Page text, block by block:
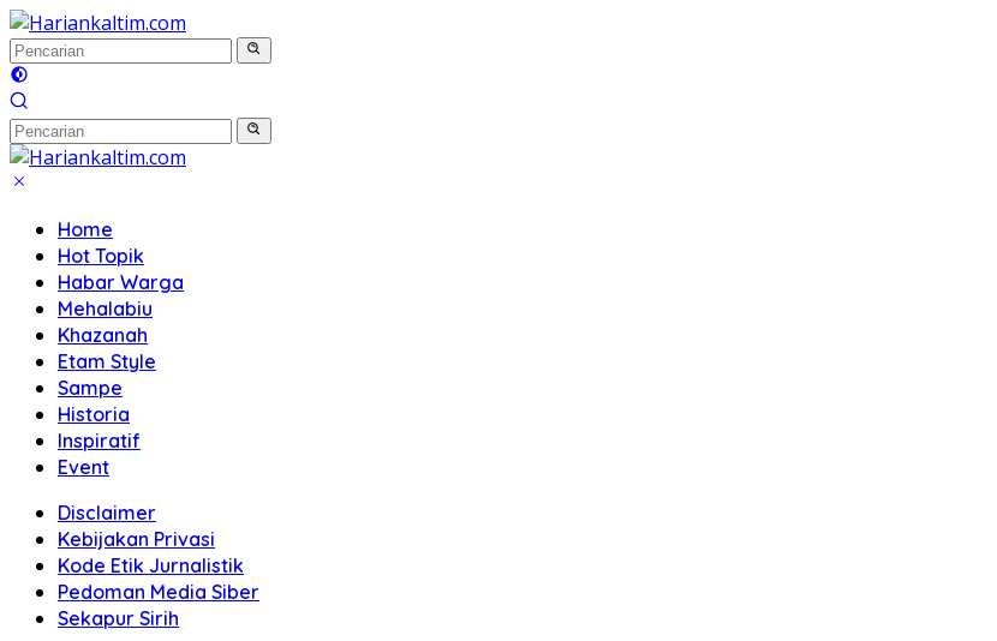
Langsung
ke
konten
Home
Hot Topik
Habar Warga
Mehalabiu
Khazanah
Etam Style
Sampe
Historia
Inspiratif
Event
Disclaimer
Kebijakan Privasi
Kode Etik Jurnalistik
Pedoman Media Siber
Sekapur Sirih